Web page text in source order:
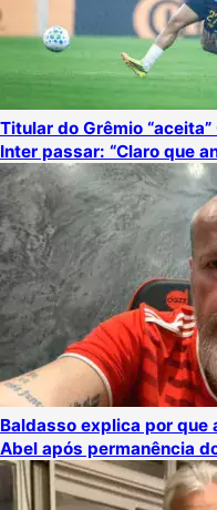
Titular do Grêmio
Inter passar: “Claro que
Baldasso explica por que
Abel após permanência